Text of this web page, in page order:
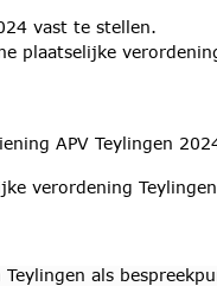
vast te stellen.
plaatselijke
APV Teylingen
verordening
als